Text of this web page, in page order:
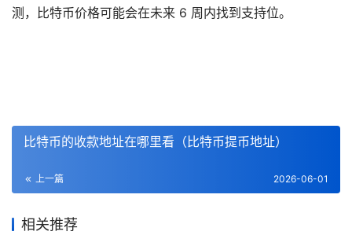
测，比特币价格可能会在未来 6 周内找到支持位。
比特币的收款地址在哪里看（比特币提币地址）
上一篇 2026-06-01
相关推荐